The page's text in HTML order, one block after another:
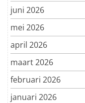
juni 2026
mei 2026
april 2026
maart 2026
februari 2026
januari 2026